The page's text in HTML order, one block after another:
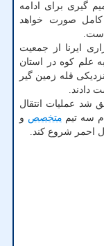
گیری برای ادامه
کامل صورت خواهد
ایرنا از جمعیت
علم کوه در استان
قله زمین گیر
شد عملیات انتقال
متخصص و
احمر شروع کند.